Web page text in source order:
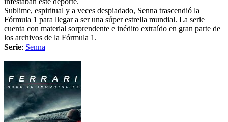
Sublime, espiritual y a veces despiadado, Senna trascendió la
Fórmula 1 para llegar a ser una súper estrella mundial. La serie
cuenta con material sorprendente e inédito extraído en gran parte de
los archivos de la Fórmula 1.
Serie: Senna